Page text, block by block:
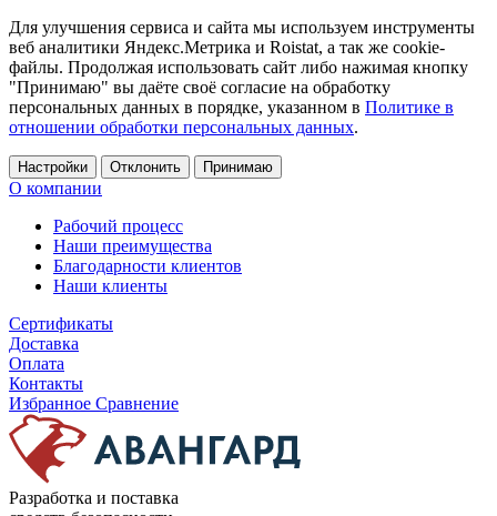
Для улучшения сервиса и сайта мы используем инструменты
веб аналитики Яндекс.Метрика и Roistat, а так же cookie-
файлы. Продолжая использовать сайт либо нажимая кнопку
"Принимаю" вы даёте своё согласие на обработку
персональных данных в порядке, указанном в Политике в
отношении обработки персональных данных.
Настройки Отклонить Принимаю
О компании
Рабочий процесс
Наши преимущества
Благодарности клиентов
Наши клиенты
Сертификаты
Доставка
Оплата
Контакты
Избранное Сравнение
Разработка и поставка